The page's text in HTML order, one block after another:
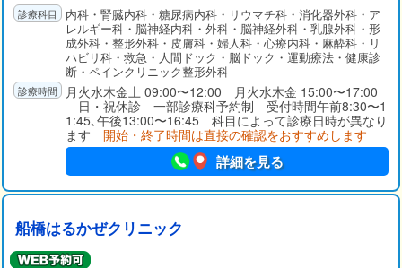
内科・腎臓内科・糖尿病内科・リウマチ科・消化器外科・ア
レルギー科・脳神経内科・外科・脳神経外科・乳腺外科・形
成外科・整形外科・皮膚科・婦人科・心療内科・麻酔科・リ
ハビリ科・救急・人間ドック・脳ドック・運動療法・健康診
断・ペインクリニック整形外科
月火水木金土 09:00〜12:00 月火水木金 15:00〜17:00
日・祝休診 一部診療科予約制 受付時間午前8:30〜1
1:45､午後13:00〜16:45 科目によって診療日時が異なり
ます 開始・終了時間は直接の確認をおすすめします
詳細を見る
船橋はるかぜクリニック